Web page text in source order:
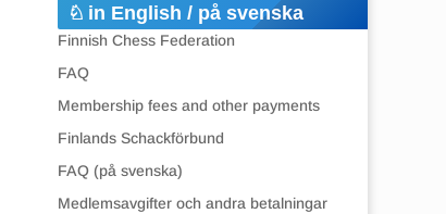
in English / på svenska
Finnish Chess Federation
FAQ
Membership fees and other payments
Finlands Schackförbund
FAQ (på svenska)
Medlemsavgifter och andra betalningar